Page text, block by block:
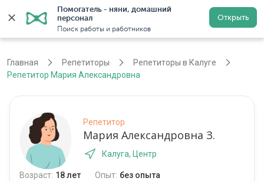
Помогатель - няни, домашний
персонал
Поиск работы и работников
Открыть
Регистрация
Главная Репетиторы
Репетиторы в Калуге
Репетитор Мария Александровна
Репетитор
Мария Александровна З.
Калуга, Центр
Возраст: 18 лет Опыт: без опыта